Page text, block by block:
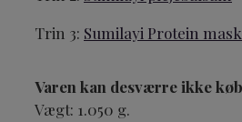
Trin 3: Sumilayi Protein mask
Varen kan desværre ikke
Vægt: 1.050 g.